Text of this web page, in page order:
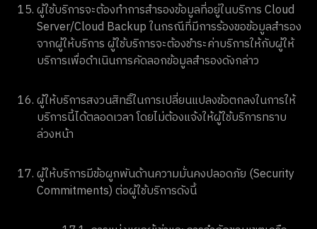
ผู้ใช้บริการจะต้องทำการสำรองข้อมูลที่อยู่ในบริการ Cloud
Server/Cloud Backup ในกรณีที่มีการร้องขอข้อมูลสำรอง
จากผู้ให้บริการ ผู้ใช้บริการจะต้องชำระค่าบริการให้กับผู้ให้
บริการเพื่อดำเนินการคัดลอกข้อมูลสำรองดังกล่าว
ผู้ให้บริการสงวนสิทธิ์ในการเปลี่ยนแปลงข้อตกลงในการให้
บริการนี้ได้ตลอดเวลา โดยไม่ต้องแจ้งให้ผู้ใช้บริการทราบ
ล่วงหน้า
ผู้ให้บริการมีข้อผูกพันด้านความมั่นคงปลอดภัย (Security
Commitments) ต่อผู้ใช้บริการดังนี้